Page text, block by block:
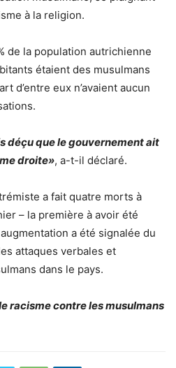
à la religion.
de la population autrichienne
étaient des musulmans
d’entre eux n’avaient aucun
déçu que le gouvernement ait
droite», a-t-il déclaré.
a fait quatre morts à
– la première à avoir été
a été signalée du
attaques verbales et
dans le pays.
racisme contre les musulmans